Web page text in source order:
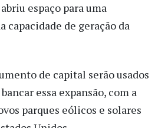
espaço para uma
capacidade de geração da
de capital serão usados
essa expansão, com a
parques eólicos e solares